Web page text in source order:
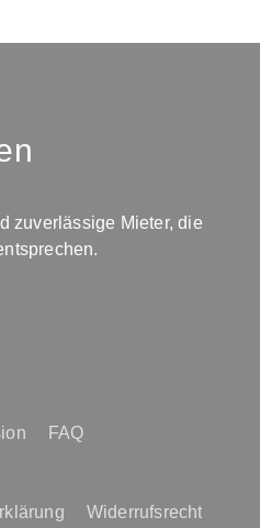
zuverlässige Mieter, die
FAQ
Widerrufsrecht